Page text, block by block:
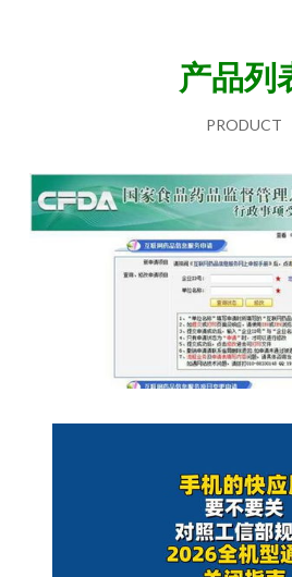
产品列
PRODUCT